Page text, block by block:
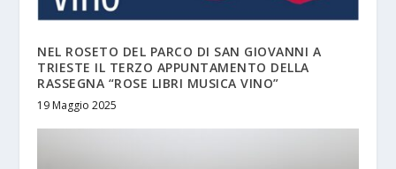
NEL ROSETO DEL PARCO DI SAN GIOVANNI A
TRIESTE IL TERZO APPUNTAMENTO DELLA
RASSEGNA “ROSE LIBRI MUSICA VINO”
19 Maggio 2025